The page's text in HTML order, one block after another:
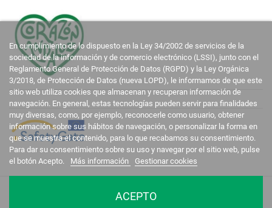
En cumplimiento de lo dispuesto en la Ley 34/2002 de servicios de la
sociedad de la información y de comercio electrónico (LSSI), junto con el
Reglamento General de Protección de Datos (RGPD) y la Ley Orgánica
3/2018, de Protección de Datos (nueva LOPD), le informamos de que este
sitio web utiliza cookies que almacenan y recuperan información de
navegación. En general, estas tecnologías pueden servir para finalidades
muy diversas, como, por ejemplo, reconocerle como usuario, obtener
información sobre sus hábitos de navegación, o personalizar la forma en
que se muestra el contenido, para lo que recabamos su consentimiento.
Para dar su consentimiento sobre su uso y navegar por el sitio web, pulse
el botón Acepto.
Más información Gestionar cookies
ACEPTO
La Casa del Recreador © 2020-2026. Todos los derechos reservados.